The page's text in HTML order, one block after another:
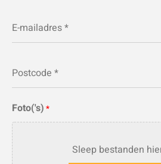
E-
Postcode
Foto('s) *
Sleep bestanden